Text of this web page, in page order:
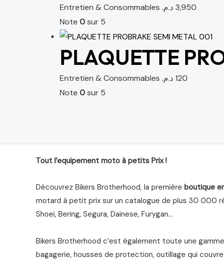
Entretien & Consommables 3,950د.م.
Note 0sur 5
PLAQUETTE
Entretien & Consommables 120د.م.
Note 0sur 5
Tout l’equipement moto à petits Prix !
Découvrez Bikers Brotherhood, la première boutique
motard à petit prix sur un catalogue de plus 30 000
Shoei, Bering, Segura, Dainese, Furygan…
Bikers Brotherhood c’est également toute une
bagagerie, housses de protection, outillage qui